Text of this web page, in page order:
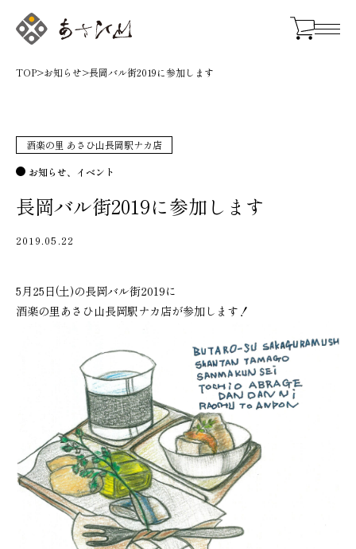
TOP>お知らせ>長岡バル街2019に参加します
酒楽の里 あさひ山長岡駅ナカ店
お知らせ
イベント
長岡バル街2019に参加します
2019.05.22
5月25日(土)の長岡バル街2019に
酒楽の里あさひ山長岡駅ナカ店が参加します！